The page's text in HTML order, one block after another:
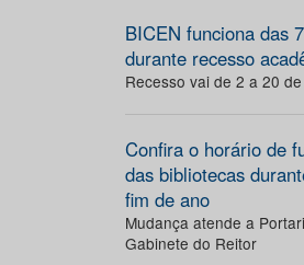
BICEN funciona das
durante recesso
Recesso vai de 2 a 20
Confira o horário de
das bibliotecas
fim de ano
Mudança atende a
Gabinete do Reitor